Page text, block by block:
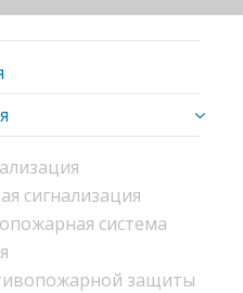
сигнализация
система
защиты